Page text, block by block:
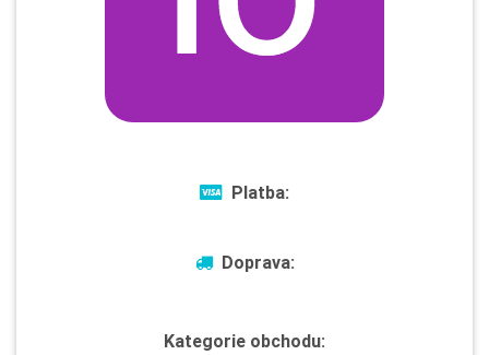
Platba:
Doprava:
Kategorie obchodu: